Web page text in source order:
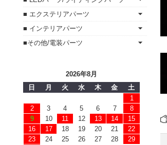
■ エクステリアパーツ
■ インテリアパーツ
■その他/電装パーツ
2026年8月
日
月 火 水 木 金
土
1
2
3 4 5 6 7
8
9
10 11 12 13 14
15
16
17 18 19 20 21
22
23
24 25 26 27 28
29